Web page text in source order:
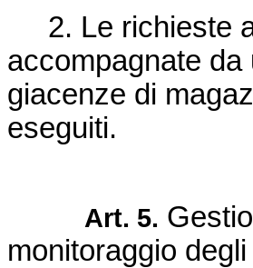
2. Le richieste
accompagnate
giacenze di
eseguiti.
Art. 5.
monitoraggio